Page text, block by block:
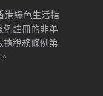
港綠色生活指
例註冊的非牟
據稅務條例第